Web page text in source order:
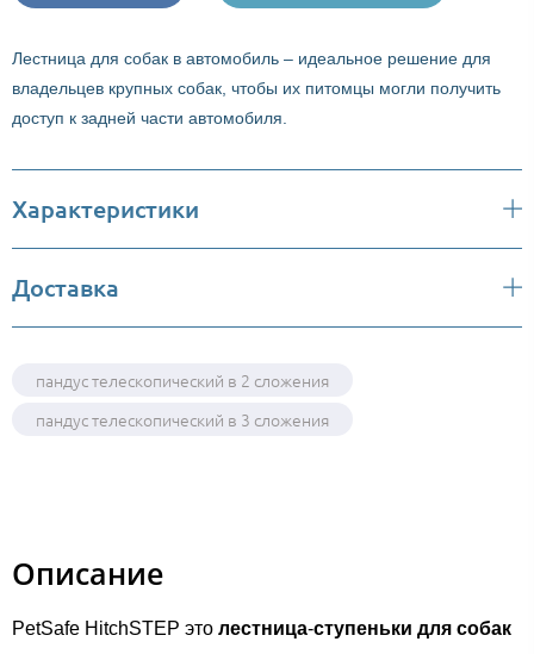
Лестница для собак в автомобиль – идеальное решение для
владельцев крупных собак, чтобы их питомцы могли получить
доступ к задней части автомобиля.
Характеристики
Доставка
пандус телескопический в 2 сложения
пандус телескопический в 3 сложения
Описание
PetSafe HitchSTEP это лестница-ступеньки для собак